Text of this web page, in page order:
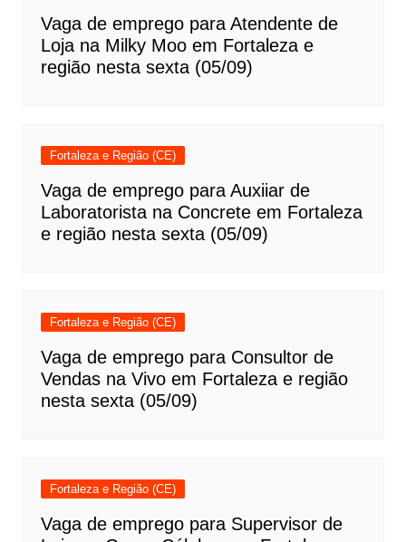
Vaga de emprego para Atendente de
Loja na Milky Moo em Fortaleza e
região nesta sexta (05/09)
Fortaleza e Região (CE)
Vaga de emprego para Auxiiar de
Laboratorista na Concrete em Fortaleza
e região nesta sexta (05/09)
Fortaleza e Região (CE)
Vaga de emprego para Consultor de
Vendas na Vivo em Fortaleza e região
nesta sexta (05/09)
Fortaleza e Região (CE)
Vaga de emprego para Supervisor de